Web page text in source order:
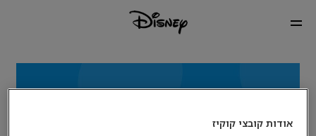
אודות קובצי קוקיז